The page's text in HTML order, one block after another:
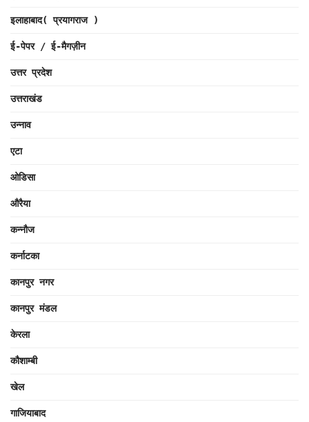
इलाहाबाद( प्रयागराज )
ई-पेपर / ई-मैगज़ीन
उत्तर प्रदेश
उत्तराखंड
उन्नाव
एटा
ओडिसा
औरैया
कन्नौज
कर्नाटका
कानपुर नगर
कानपुर मंडल
केरला
कौशाम्बी
खेल
गाजियाबाद